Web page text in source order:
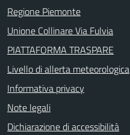
Regione Piemonte
Unione Collinare Via Fulvia
PIATTAFORMA TRASPARE
Livello di allerta meteorologica
Informativa privacy
Note legali
Dichiarazione di accessibilità